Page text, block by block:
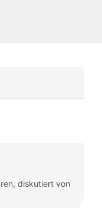
diskutiert von